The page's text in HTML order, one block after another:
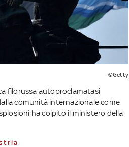
©Getty
filorussa autoproclamatasi
comunità internazionale come
ha colpito il ministero della